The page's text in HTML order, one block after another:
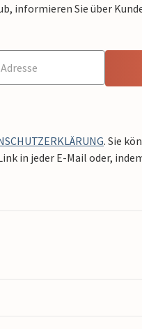
informieren Sie über
. Sie
in jeder E-Mail oder,